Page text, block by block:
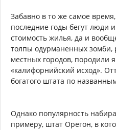
Забавно в то же самое
последние годы бегут люди
стоимость жилья, да и
толпы одурманенных
местных городов, породили
«калифорнийский исход».
богатого штата по
Однако популярность
примеру, штат Орегон, в